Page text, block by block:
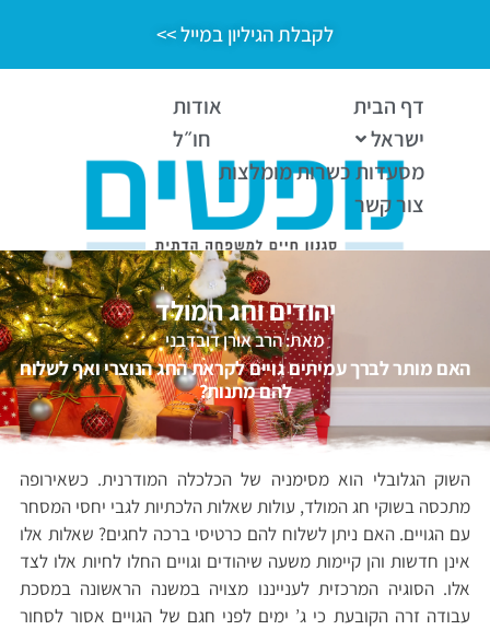
לקבלת הגיליון במייל >>
דף הבית
אודות
ישראל
חו״ל
מסעדות כשרות מומלצות
צור קשר
יהודים וחג המולד
מאת: הרב אורן דובדבני
האם מותר לברך עמיתים גויים לקראת החג הנוצרי ואף לשלוח
להם מתנות?
השוק הגלובלי הוא מסימניה של הכלכלה המודרנית. כשאירופה
מתכסה בשוקי חג המולד, עולות שאלות הלכתיות לגבי יחסי המסחר
עם הגויים. האם ניתן לשלוח להם כרטיסי ברכה לחגים? שאלות אלו
אינן חדשות והן קיימות משעה שיהודים וגויים החלו לחיות אלו לצד
אלו. הסוגיה המרכזית לענייננו מצויה במשנה הראשונה במסכת
עבודה זרה הקובעת כי ג’ ימים לפני חגם של הגויים אסור לסחור